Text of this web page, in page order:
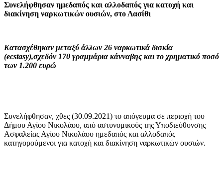
Συνελήφθησαν ημεδαπός και αλλοδαπός για κατοχή και
διακίνηση ναρκωτικών ουσιών, στο Λασίθι
Κατασχέθηκαν μεταξύ άλλων 26 ναρκωτικά δισκία
(ecstasy),σχεδόν 170 γραμμάρια κάνναβης και το χρηματικό ποσό
των 1.200 ευρώ
Συνελήφθησαν, χθες (30.09.2021) το απόγευμα σε περιοχή του
Δήμου Αγίου Νικολάου, από αστυνομικούς της Υποδιεύθυνσης
Ασφαλείας Αγίου Νικολάου ημεδαπός και αλλοδαπός
κατηγορούμενοι για κατοχή και διακίνηση ναρκωτικών ουσιών.